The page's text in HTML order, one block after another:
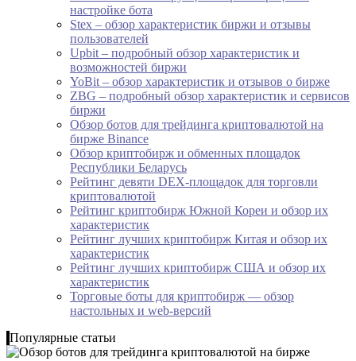
настройке бота
Stex – обзор характеристик биржи и отзывы
пользователей
Upbit – подробный обзор характеристик и
возможностей биржи
YoBit – обзор характеристик и отзывов о бирже
ZBG – подробный обзор характеристик и сервисов
биржи
Обзор ботов для трейдинга криптовалютой на
бирже Binance
Обзор криптобирж и обменных площадок
Республики Беларусь
Рейтинг девяти DEX-площадок для торговли
криптовалютой
Рейтинг криптобирж Южной Кореи и обзор их
характеристик
Рейтинг лучших криптобирж Китая и обзор их
характеристик
Рейтинг лучших криптобирж США и обзор их
характеристик
Торговые боты для криптобирж — обзор
настольных и web-версий
Популярные статьи